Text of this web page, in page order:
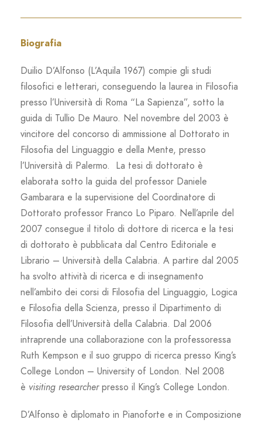
Biografia
Duilio D’Alfonso (L’Aquila 1967) compie gli studi
filosofici e letterari, conseguendo la laurea in Filosofia
presso l’Università di Roma “La Sapienza”, sotto la
guida di Tullio De Mauro. Nel novembre del 2003 è
vincitore del concorso di ammissione al Dottorato in
Filosofia del Linguaggio e della Mente, presso
l’Università di Palermo. La tesi di dottorato è
elaborata sotto la guida del professor Daniele
Gambarara e la supervisione del Coordinatore di
Dottorato professor Franco Lo Piparo. Nell’aprile del
2007 consegue il titolo di dottore di ricerca e la tesi
di dottorato è pubblicata dal Centro Editoriale e
Librario – Università della Calabria. A partire dal 2005
ha svolto attività di ricerca e di insegnamento
nell’ambito dei corsi di Filosofia del Linguaggio, Logica
e Filosofia della Scienza, presso il Dipartimento di
Filosofia dell’Università della Calabria. Dal 2006
intraprende una collaborazione con la professoressa
Ruth Kempson e il suo gruppo di ricerca presso King’s
College London – University of London. Nel 2008
è visiting researcherpresso il King’s College London.
D’Alfonso è diplomato in Pianoforte e in Composizione